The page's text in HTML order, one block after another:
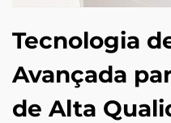
Tecnologia
Avançada
de Alta